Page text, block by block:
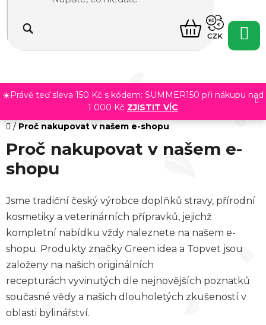
obsah
☀️Právě teď sleva 150 Kč s kódem: SUMMER150 při nákupu nad
1 000 Kč ZJISTIT VÍC
NÁKUPNÍ
KOŠÍK
CZK
Domů
/ Proč nakupovat v našem e-shopu
Proč nakupovat v našem e-
shopu
Jsme tradiční český výrobce doplňků stravy, přírodní
kosmetiky a veterinárních přípravků, jejichž
kompletní nabídku vždy naleznete na našem e-
shopu. Produkty značky Green idea a Topvet jsou
založeny na našich originálních
recepturách vyvinutých dle nejnovějších poznatků
současné vědy a našich dlouholetých zkušeností v
oblasti bylinářství.